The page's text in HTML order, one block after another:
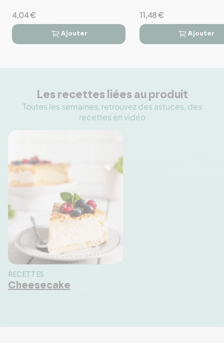
4,04 €
 
Ajouter
11,48 €
 
Ajouter
Les recettes liées au produit
Toutes les semaines, retrouvez des astuces, des
recettes en vidéo
RECETTES
Cheesecake